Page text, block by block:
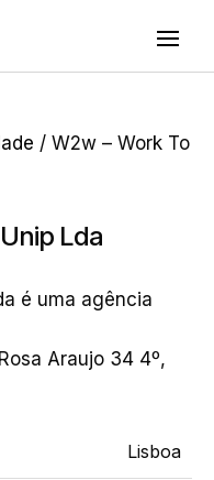
/ W2w – Work To
Lda
é uma agência
Araujo 34 4º,
Lisboa